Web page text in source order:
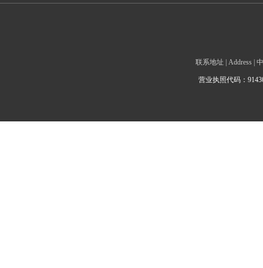
联系地址 | Address |
营业执照代码：